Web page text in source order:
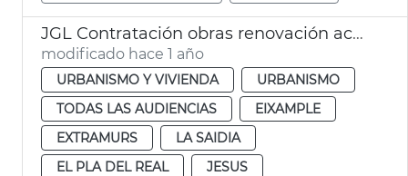
JGL Contratación obras renovación aceras València
modificado hace 1 año
URBANISMO Y VIVIENDA
URBANISMO
TODAS LAS AUDIENCIAS
EIXAMPLE
EXTRAMURS
LA SAIDIA
EL PLA DEL REAL
JESUS